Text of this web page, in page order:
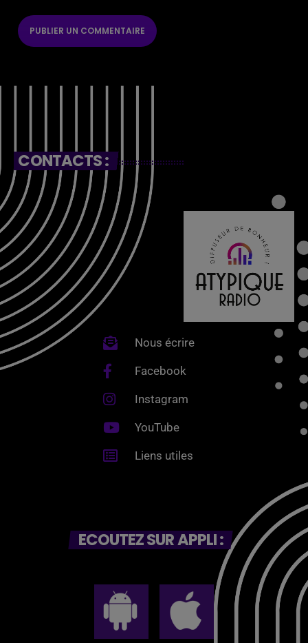
CONTACTS :
Nous écrire
Facebook
Instagram
YouTube
Liens utiles
ECOUTEZ SUR APPLI :